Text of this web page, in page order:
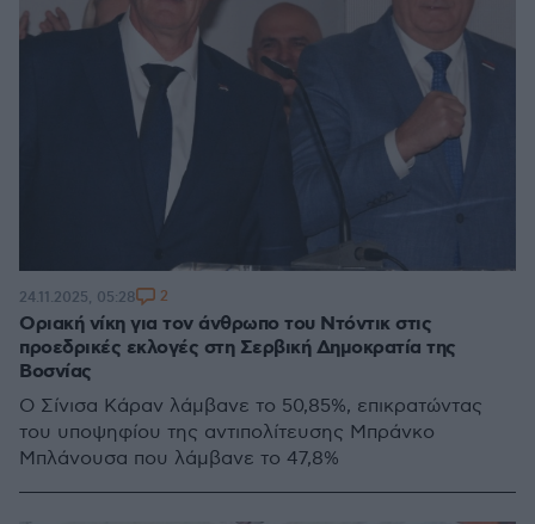
Οριακή νίκη για τον άνθρωπο του Ντόντικ στις
προεδρικές εκλογές στη Σερβική Δημοκρατία της
Βοσνίας
Ο Σίνισα Κάραν λάμβανε το 50,85%, επικρατώντας
του υποψηφίου της αντιπολίτευσης Μπράνκο
Μπλάνουσα που λάμβανε το 47,8%
24.11.2025, 05:28 2